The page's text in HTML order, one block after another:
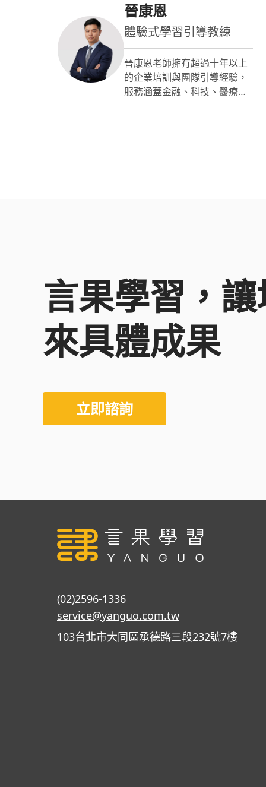
晉康恩
體驗式學習引導教練
晉康恩老師擁有超過十年以上
的企業培訓與團隊引導經驗，
服務涵蓋金融、科技、醫療及
言果學習，
來具體成果
立即諮詢
(02)2596-1336
service@yanguo.com.tw
103台北市大同區承德路三段232號7樓